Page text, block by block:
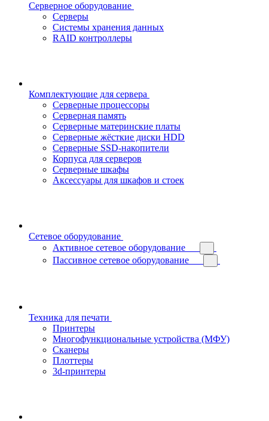
Серверное оборудование
Серверы
Системы хранения данных
RAID контроллеры
Комплектующие для сервера
Серверные процессоры
Серверная память
Серверные материнские платы
Серверные жёсткие диски HDD
Серверные SSD-накопители
Корпуса для серверов
Серверные шкафы
Аксессуары для шкафов и стоек
Сетевое оборудование
Активное сетевое оборудование
Пассивное сетевое оборудование
Техника для печати
Принтеры
Многофункциональные устройства (МФУ)
Сканеры
Плоттеры
3d-принтеры